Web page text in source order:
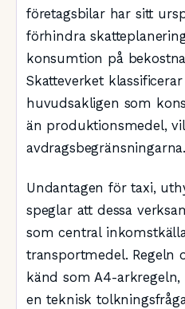
företagsbilar har sitt
förhindra
konsumtion på
Skatteverket
huvudsakligen som
än produktionsmedel,
avdragsbegränsningarna.
Undantagen för taxi,
speglar att dessa
som central
transportmedel. Regeln
känd som A4-
en teknisk